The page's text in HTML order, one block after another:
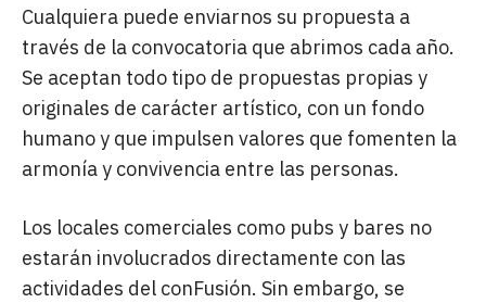
Cualquiera puede enviarnos su propuesta a
través de la convocatoria que abrimos cada año.
Se aceptan todo tipo de propuestas propias y
originales de carácter artístico, con un fondo
humano y que impulsen valores que fomenten la
armonía y convivencia entre las personas.
Los locales comerciales como pubs y bares no
estarán involucrados directamente con las
actividades del conFusión. Sin embargo, se